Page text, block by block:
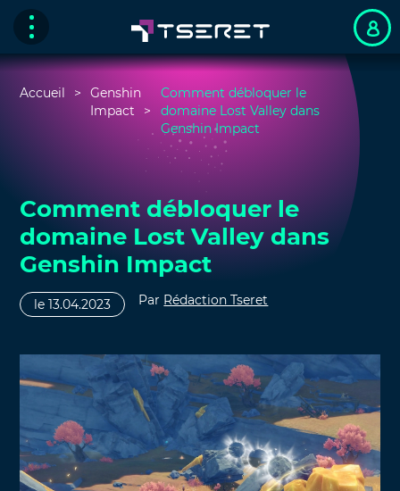
Accueil
Genshin
Impact
Comment débloquer le
domaine Lost Valley dans
Genshin Impact
Comment débloquer le
domaine Lost Valley dans
Genshin Impact
le 13.04.2023 Par Rédaction Tseret